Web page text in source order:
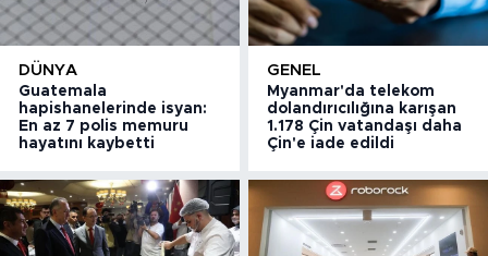
DÜNYA
Guatemala
hapishanelerinde isyan:
En az 7 polis memuru
hayatını kaybetti
GENEL
Myanmar'da telekom
dolandırıcılığına karışan
1.178 Çin vatandaşı daha
Çin'e iade edildi